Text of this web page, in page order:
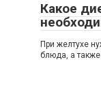
Какое
При желтухе
блюда, а